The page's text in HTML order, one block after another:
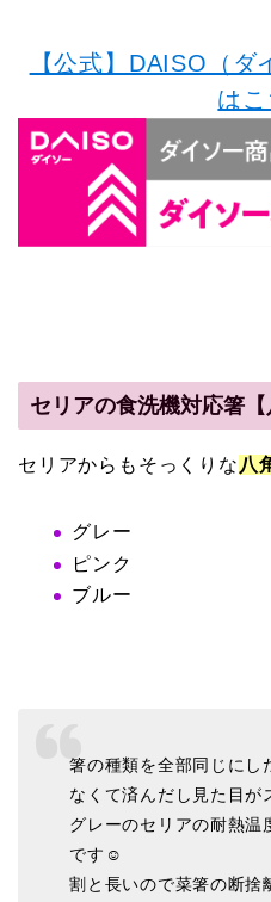
【公式】DAISO（
はこ
セリアの食洗機対応箸【
セリアからもそっくりな 八
グレー
ピンク
ブルー
箸の種類を全部同じにし
なくて済んだし見た目が
グレーのセリアの耐熱温
です☺️
割と長いので菜箸の断捨